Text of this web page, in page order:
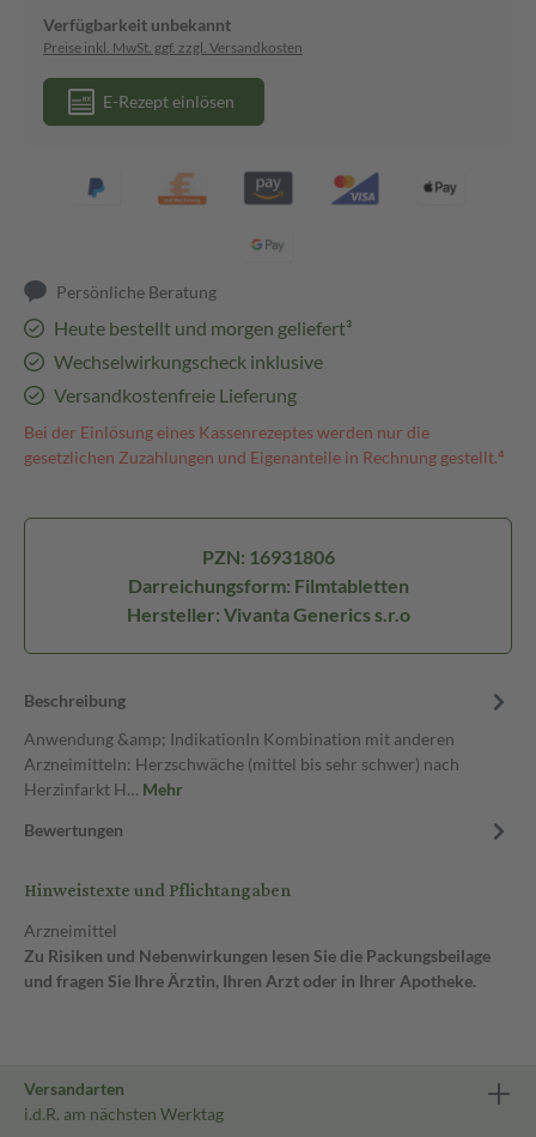
Verfügbarkeit unbekannt
Preise inkl. MwSt. ggf. zzgl. Versandkosten
E-Rezept einlösen
Persönliche Beratung
Heute bestellt und morgen geliefert³
Wechselwirkungscheck inklusive
Versandkostenfreie Lieferung
Bei der Einlösung eines Kassenrezeptes werden nur die
gesetzlichen Zuzahlungen und Eigenanteile in Rechnung gestellt.⁴
PZN: 16931806
Darreichungsform: Filmtabletten
Hersteller: Vivanta Generics s.r.o
Beschreibung
Anwendung &amp; IndikationIn Kombination mit anderen
Arzneimitteln: Herzschwäche (mittel bis sehr schwer) nach
Herzinfarkt H… Mehr
Bewertungen
Hinweistexte und Pflichtangaben
Arzneimittel
Zu Risiken und Nebenwirkungen lesen Sie die Packungsbeilage
und fragen Sie Ihre Ärztin, Ihren Arzt oder in Ihrer Apotheke.
Versandarten
i.d.R. am nächsten Werktag